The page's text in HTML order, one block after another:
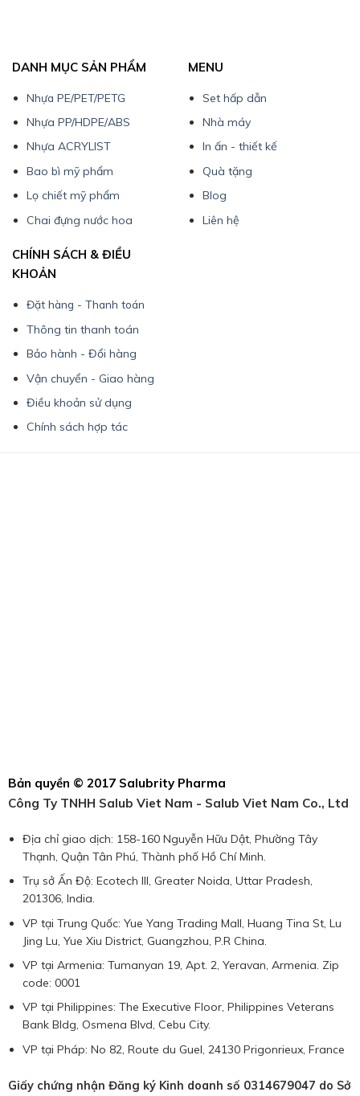
DANH MỤC SẢN PHẨM
Nhựa PE/PET/PETG
Nhựa PP/HDPE/ABS
Nhựa ACRYLIST
Bao bì mỹ phẩm
Lọ chiết mỹ phẩm
Chai đựng nước hoa
MENU
Set hấp dẫn
Nhà máy
In ấn - thiết kế
Quà tặng
Blog
Liên hệ
CHÍNH SÁCH & ĐIỀU
KHOẢN
Đặt hàng - Thanh toán
Thông tin thanh toán
Bảo hành - Đổi hàng
Vận chuyển - Giao hàng
Điều khoản sử dụng
Chính sách hợp tác
Bản quyền © 2017 Salubrity Pharma
Công Ty TNHH Salub Viet Nam - Salub Viet Nam Co., Ltd
Địa chỉ giao dịch: 158-160 Nguyễn Hữu Dật, Phường Tây
Thạnh, Quận Tân Phú, Thành phố Hồ Chí Minh.
Trụ sở Ấn Độ: Ecotech III, Greater Noida, Uttar Pradesh,
201306, India.
VP tại Trung Quốc: Yue Yang Trading Mall, Huang Tina St, Lu
Jing Lu, Yue Xiu District, Guangzhou, P.R China.
VP tại Armenia: Tumanyan 19, Apt. 2, Yeravan, Armenia. Zip
code: 0001
VP tại Philippines: The Executive Floor, Philippines Veterans
Bank Bldg, Osmena Blvd, Cebu City.
VP tại Pháp: No 82, Route du Guel, 24130 Prigonrieux, France
Giấy chứng nhận Đăng ký Kinh doanh số 0314679047 do Sở